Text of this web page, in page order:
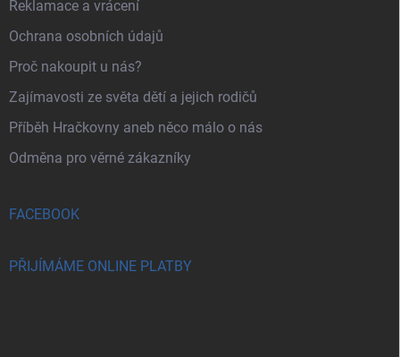
Reklamace a vrácení
Ochrana osobních údajů
Proč nakoupit u nás?
Zajímavosti ze světa dětí a jejich rodičů
Příběh Hračkovny aneb něco málo o nás
Odměna pro věrné zákazníky
FACEBOOK
PŘIJÍMÁME ONLINE PLATBY